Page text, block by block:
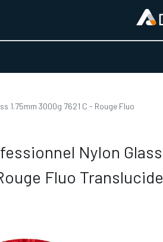
1.75mm 3000g 7621 C - Rouge Fluo
Nylon Glass
Fluo Translucide